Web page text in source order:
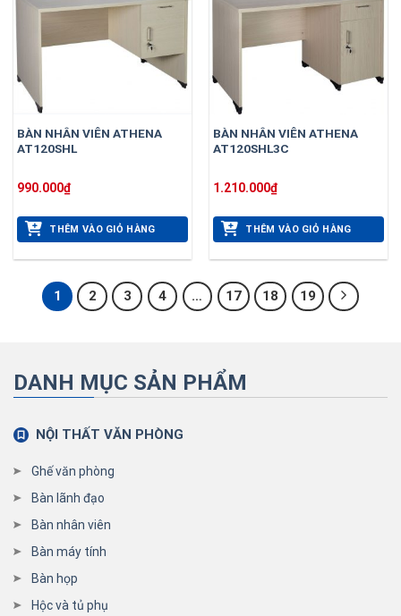
BÀN NHÂN VIÊN ATHENA
AT120SHL
990.000₫
THÊM VÀO GIỎ HÀNG
BÀN NHÂN VIÊN ATHENA
AT120SHL3C
1.210.000₫
THÊM VÀO GIỎ HÀNG
1 2 3 4 … 17 18 19
DANH MỤC SẢN PHẨM
NỘI THẤT VĂN PHÒNG
Ghế văn phòng
Bàn lãnh đạo
Bàn nhân viên
Bàn máy tính
Bàn họp
Hộc và tủ phụ